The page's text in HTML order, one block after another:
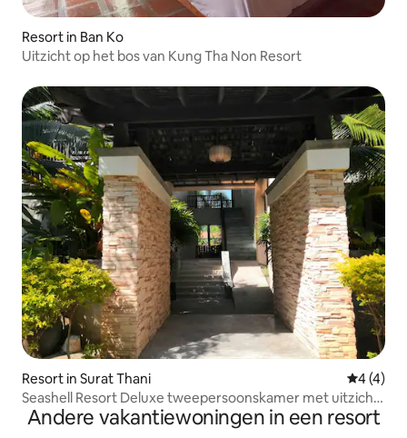
Resort in Ban Ko
Uitzicht op het bos van Kung Tha Non Resort
Resort in Surat Thani
4 (4)
Seashell Resort Deluxe tweepersoonskamer met uitzicht
op de tuin
Andere vakantiewoningen in een resort